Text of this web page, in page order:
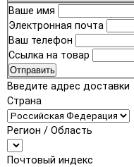
Ваше имя
Электронная почта
Ваш телефон
Ссылка на товар
Отправить
Введите адрес доставки
Страна
Регион / Область
Почтовый индекс